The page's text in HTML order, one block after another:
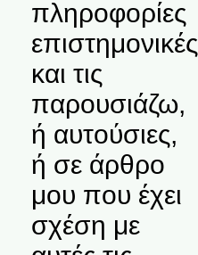
πληροφορίες
επιστημονικές
και τις
παρουσιάζω,
ή αυτούσιες,
ή σε άρθρο
μου που έχει
σχέση με